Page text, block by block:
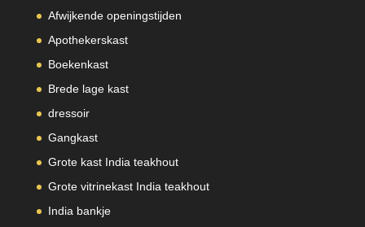
Afwijkende openingstijden
Apothekerskast
Boekenkast
Brede lage kast
dressoir
Gangkast
Grote kast India teakhout
Grote vitrinekast India teakhout
India bankje